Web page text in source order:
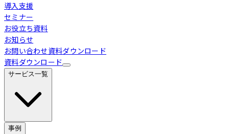
導入支援
セミナー
お役立ち資料
お知らせ
お問い合わせ資料ダウンロード
資料ダウンロード
サービス一覧
事例